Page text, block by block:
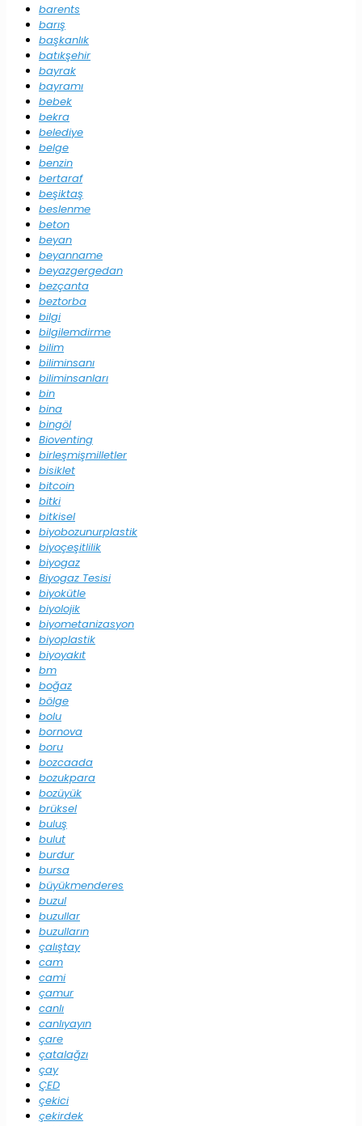
barents
barış
başkanlık
batıkşehir
bayrak
bayramı
bebek
bekra
belediye
belge
benzin
bertaraf
beşiktaş
beslenme
beton
beyan
beyanname
beyazgergedan
bezçanta
beztorba
bilgi
bilgilemdirme
bilim
biliminsanı
biliminsanları
bin
bina
bingöl
Bioventing
birleşmişmilletler
bisiklet
bitcoin
bitki
bitkisel
biyobozunurplastik
biyoçeşitlilik
biyogaz
Biyogaz Tesisi
biyokütle
biyolojik
biyometanizasyon
biyoplastik
biyoyakıt
bm
boğaz
bölge
bolu
bornova
boru
bozcaada
bozukpara
bozüyük
brüksel
buluş
bulut
burdur
bursa
büyükmenderes
buzul
buzullar
buzulların
çalıştay
cam
cami
çamur
canlı
canlıyayın
çare
çatalağzı
çay
ÇED
çekici
çekirdek